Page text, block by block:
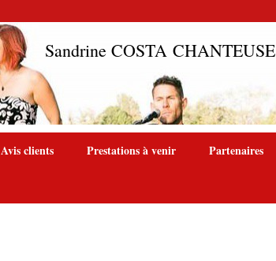
Sandrine COSTA CHANTEUSE
Avis clients Prestations à venir Partenaires